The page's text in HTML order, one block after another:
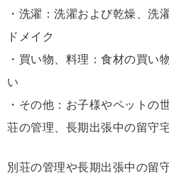
・洗濯：洗濯および乾燥、洗
ドメイク
・買い物、料理：食材の買い
い
・その他：お子様やペットの
荘の管理、長期出張中の留守
別荘の管理や長期出張中の留